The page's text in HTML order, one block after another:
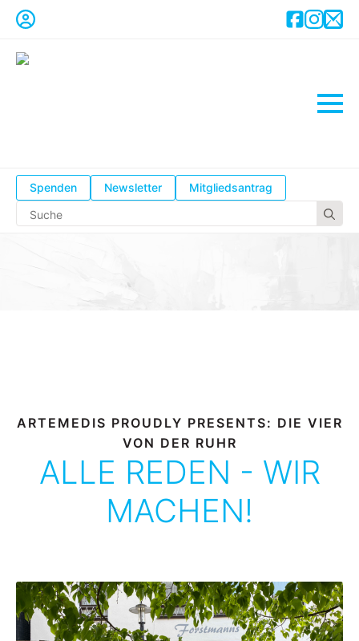
Spenden Newsletter Mitgliedsantrag
ARTEMEDIS PROUDLY PRESENTS: DIE VIER
VON DER RUHR
ALLE REDEN - WIR
MACHEN!